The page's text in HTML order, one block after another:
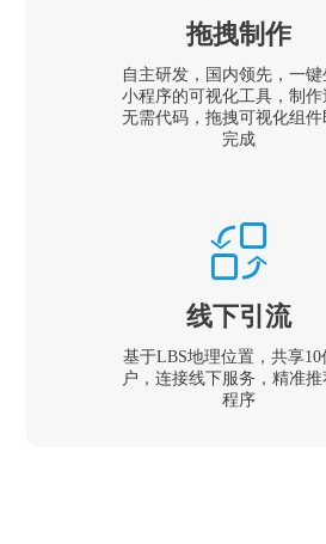
拖拽制作
自主研发，国内领先，一键
小程序的可视化工具，制作
无需代码，拖拽可视化组件
完成
线下引流
基于LBS地理位置，共享10
户，连接线下服务，精准推
程序